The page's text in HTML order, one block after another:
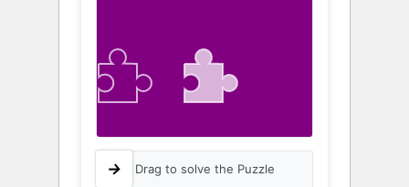
Drag to solve the Puzzle